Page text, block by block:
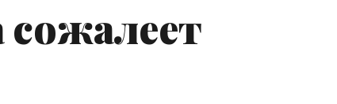
сожалеет